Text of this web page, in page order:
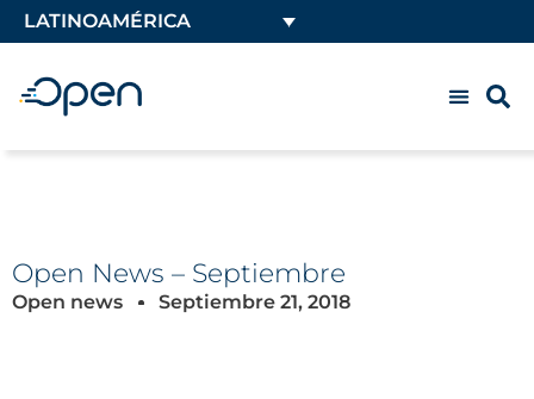
LATINOAMÉRICA
Open News – Septiembre
Open news Septiembre 21, 2018